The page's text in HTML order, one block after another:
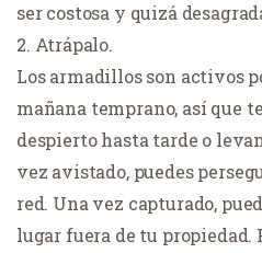
ser costosa y quizá
Atrápalo.
Los armadillos son activos
mañana temprano, así que
despierto hasta tarde o
vez avistado, puedes
red. Una vez capturado,
lugar fuera de tu propiedad.